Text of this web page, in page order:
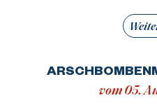
vom 05.